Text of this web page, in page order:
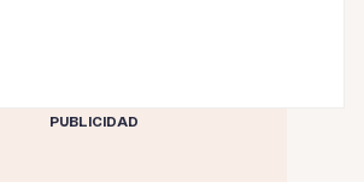
PUBLICIDAD